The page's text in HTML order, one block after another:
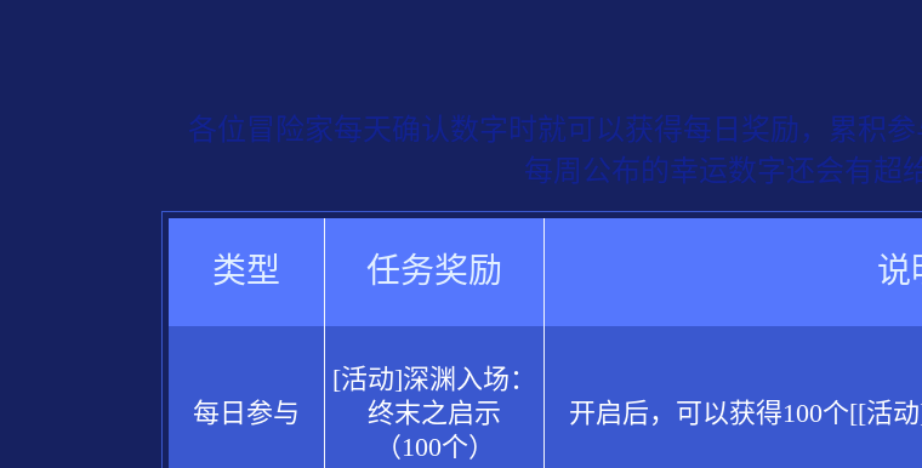
各位冒险家每天确认数字时就可以获得每日奖励，累积参
每周公布的幸运数字还会有超
类型 任务奖励 说
每日参与
[活动]深渊入场：
终末之启示
（100个）
开启后，可以获得100个[[活